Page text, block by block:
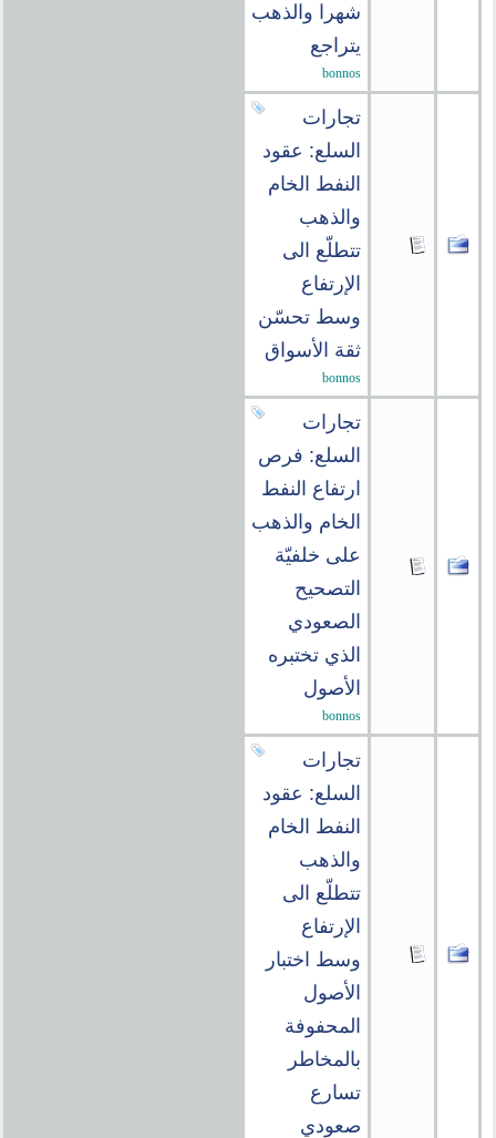
شهرا والذهب
يتراجع
bonnos
تجارات
السلع: عقود
النفط الخام
والذهب
تتطلّع الى
الإرتفاع
وسط تحسّن
ثقة الأسواق
bonnos
تجارات
السلع: فرص
ارتفاع النفط
الخام والذهب
على خلفيّة
التصحيح
الصعودي
الذي تختبره
الأصول
bonnos
تجارات
السلع: عقود
النفط الخام
والذهب
تتطلّع الى
الإرتفاع
وسط اختبار
الأصول
المحفوفة
بالمخاطر
تسارع
صعودي